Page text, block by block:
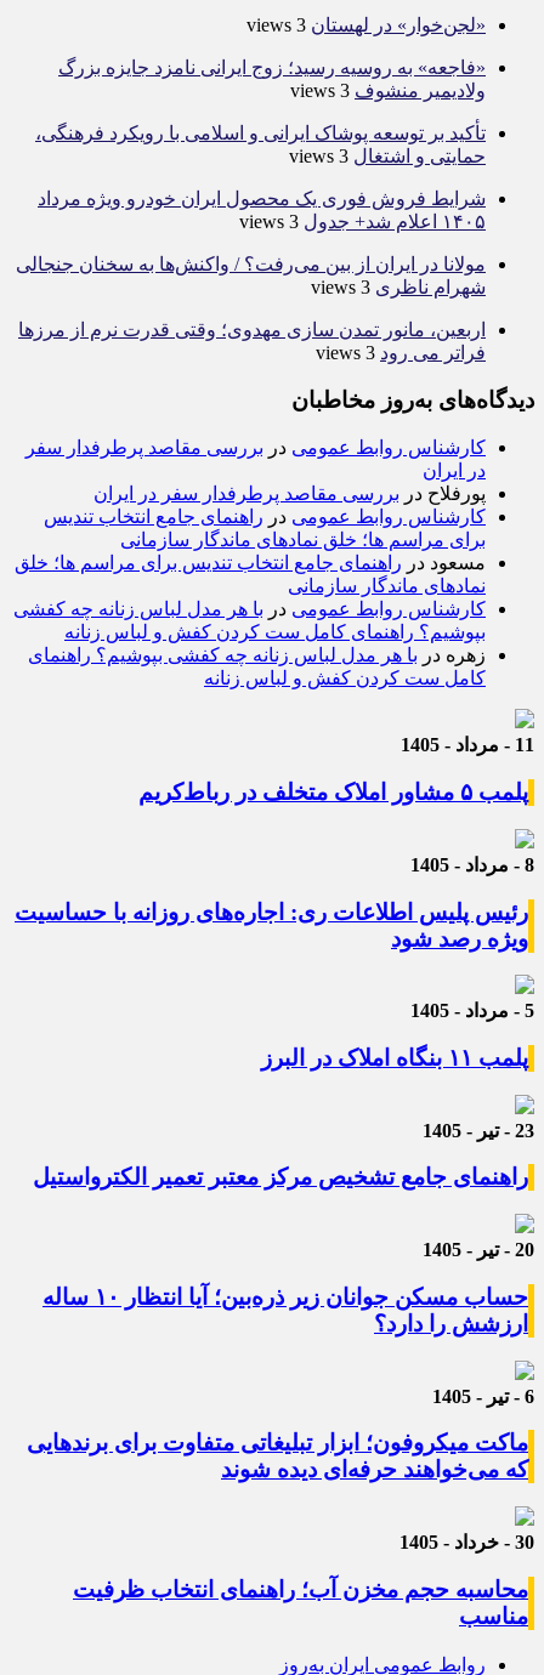
«لجن‌خوار» در لهستان 3 views
«فاجعه» به روسیه رسید؛ زوج ایرانی نامزد جایزه بزرگ
ولادیمیر منشوف 3 views
تأکید بر توسعه پوشاک ایرانی و اسلامی با رویکرد فرهنگی،
حمایتی و اشتغال 3 views
شرایط فروش فوری یک محصول ایران خودرو ویژه مرداد
۱۴۰۵ اعلام شد+ جدول
3 views
مولانا در ایران از بین می‌رفت؟ / واکنش‌ها به سخنان جنجالی
شهرام ناظری 3 views
اربعین، مانور تمدن سازی مهدوی؛ وقتی قدرت نرم از مرزها
فراتر می رود 3 views
دیدگاه‌های به‌روز مخاطبان
کارشناس روابط عمومی در بررسی مقاصد پرطرفدار سفر
در ایران
پورفلاح در بررسی مقاصد پرطرفدار سفر در ایران
کارشناس روابط عمومی در راهنمای جامع انتخاب تندیس
برای مراسم ها؛ خلق نمادهای ماندگار سازمانی
مسعود در راهنمای جامع انتخاب تندیس برای مراسم ها؛ خلق
نمادهای ماندگار سازمانی
کارشناس روابط عمومی در با هر مدل لباس زنانه چه کفشی
بپوشیم؟ راهنمای کامل ست کردن کفش و لباس زنانه
زهره در با هر مدل لباس زنانه چه کفشی بپوشیم؟ راهنمای
کامل ست کردن کفش و لباس زنانه
11 - مرداد - 1405
پلمب ۵ مشاور املاک متخلف در رباط‌کریم
8 - مرداد - 1405
رئیس پلیس اطلاعات ری: اجاره‌های روزانه با حساسیت
ویژه رصد شود
5 - مرداد - 1405
پلمب ۱۱ بنگاه املاک در البرز
23 - تیر - 1405
راهنمای جامع تشخیص مرکز معتبر تعمیر الکترواستیل
20 - تیر - 1405
حساب مسکن جوانان زیر ذره‌بین؛ آیا انتظار ۱۰ ساله
ارزشش را دارد؟
6 - تیر - 1405
ماکت میکروفون؛ ابزار تبلیغاتی متفاوت برای برندهایی
که می‌خواهند حرفه‌ای دیده شوند
30 - خرداد - 1405
محاسبه حجم مخزن آب؛ راهنمای انتخاب ظرفیت
مناسب
روابط عمومی ایران به‌روز